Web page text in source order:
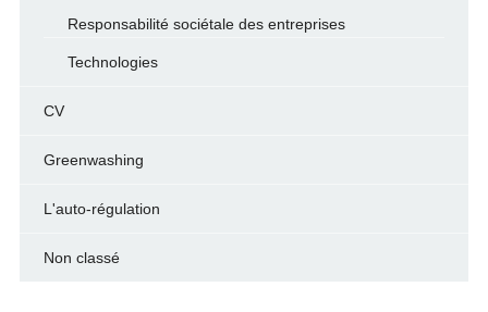
Responsabilité sociétale des entreprises
Technologies
CV
Greenwashing
L'auto-régulation
Non classé